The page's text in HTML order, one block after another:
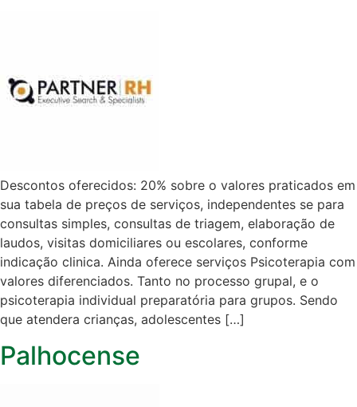
Descontos oferecidos: 20% sobre o valores praticados em
sua tabela de preços de serviços, independentes se para
consultas simples, consultas de triagem, elaboração de
laudos, visitas domiciliares ou escolares, conforme
indicação clinica. Ainda oferece serviços Psicoterapia com
valores diferenciados. Tanto no processo grupal, e o
psicoterapia individual preparatória para grupos. Sendo
que atendera crianças, adolescentes […]
Palhocense